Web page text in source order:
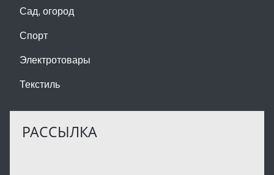
Сад, огород
Спорт
Электротовары
Текстиль
РАССЫЛКА